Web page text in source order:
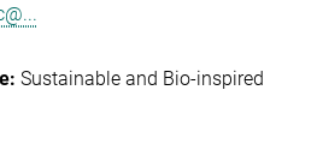
Sustainable and Bio-inspired